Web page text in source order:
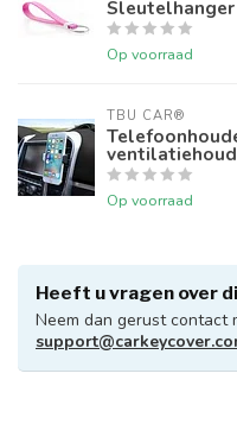
Op voorraad
TBU CAR®
Op voorraad
Heeft u vragen over
Neem dan gerust contact